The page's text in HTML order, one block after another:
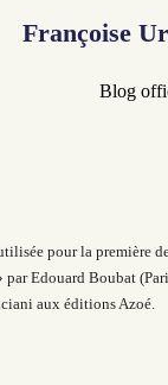
Françoise
Blog
pour la première
par Edouard Boubat
aux éditions Azoé.